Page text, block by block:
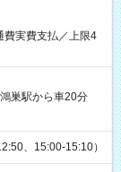
費実費支払／上限4
鴻巣駅から車20分
、15:00-15:10）